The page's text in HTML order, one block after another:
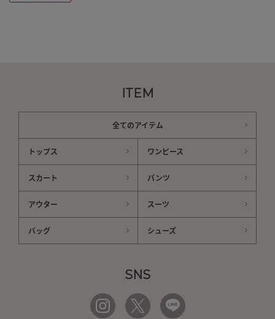
ITEM
全てのアイテム
トップス ワンピース
スカート パンツ
アウター スーツ
バッグ シューズ
SNS